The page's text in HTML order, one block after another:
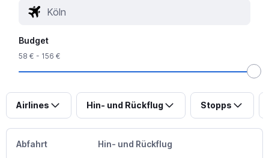
Budget
58 € - 156 €
Airlines Hin- und Rückflug Stopps
Abfahrt Hin- und Rückflug